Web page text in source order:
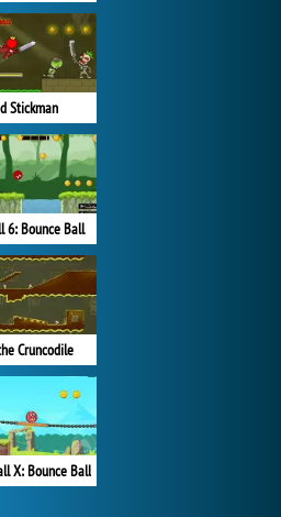
Stickman
6: Bounce Ball
Cruncodile
X: Bounce Ball